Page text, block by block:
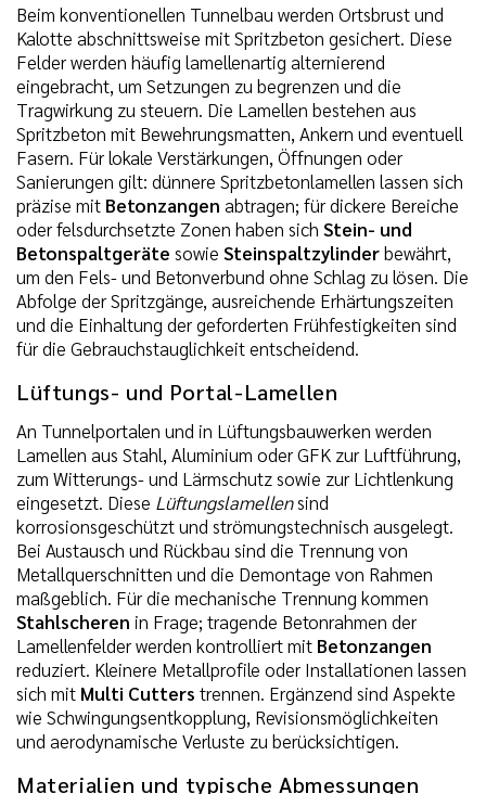
Beim konventionellen Tunnelbau werden Ortsbrust und
Kalotte abschnittsweise mit Spritzbeton gesichert. Diese
Felder werden häufig lamellenartig alternierend
eingebracht, um Setzungen zu begrenzen und die
Tragwirkung zu steuern. Die Lamellen bestehen aus
Spritzbeton mit Bewehrungsmatten, Ankern und eventuell
Fasern. Für lokale Verstärkungen, Öffnungen oder
Sanierungen gilt: dünnere Spritzbetonlamellen lassen sich
präzise mit Betonzangen abtragen; für dickere Bereiche
oder felsdurchsetzte Zonen haben sich Stein- und
Betonspaltgeräte sowie Steinspaltzylinderbewährt,
um den Fels- und Betonverbund ohne Schlag zu lösen. Die
Abfolge der Spritzgänge, ausreichende Erhärtungszeiten
und die Einhaltung der geforderten Frühfestigkeiten sind
für die Gebrauchstauglichkeit entscheidend.
Lüftungs- und Portal-Lamellen
An Tunnelportalen und in Lüftungsbauwerken werden
Lamellen aus Stahl, Aluminium oder GFK zur Luftführung,
zum Witterungs- und Lärmschutz sowie zur Lichtlenkung
eingesetzt. Diese Lüftungslamellensind
korrosionsgeschützt und strömungstechnisch ausgelegt.
Bei Austausch und Rückbau sind die Trennung von
Metallquerschnitten und die Demontage von Rahmen
maßgeblich. Für die mechanische Trennung kommen
Stahlscheren in Frage; tragende Betonrahmen der
Lamellenfelder werden kontrolliert mit Betonzangen
reduziert. Kleinere Metallprofile oder Installationen lassen
sich mit Multi Cutters trennen. Ergänzend sind Aspekte
wie Schwingungsentkopplung, Revisionsmöglichkeiten
und aerodynamische Verluste zu berücksichtigen.
Materialien und typische Abmessungen